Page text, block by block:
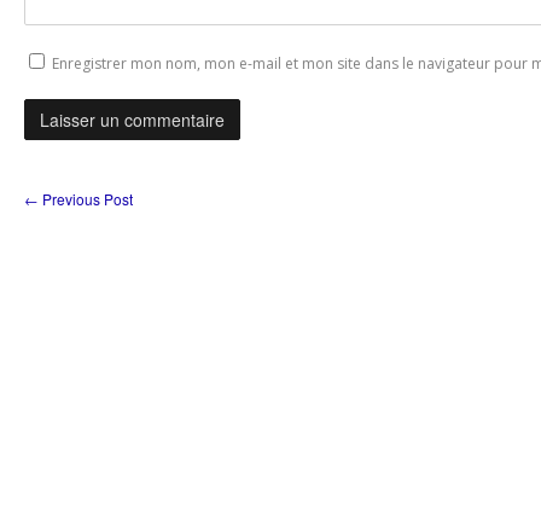
Enregistrer mon nom, mon e-mail et mon site dans le navigateur pour
← Previous Post